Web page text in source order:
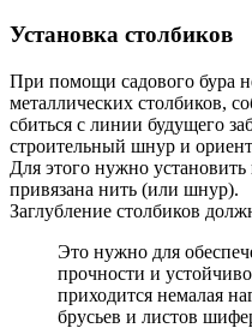
Установка столбиков
При помощи садового бура
металлических столбиков,
сбиться с линии будущего
строительный шнур и
Для этого нужно
привязана нить (или шнур).
Заглубление столбиков
Это нужно для
прочности и
приходится немалая
брусьев и листов